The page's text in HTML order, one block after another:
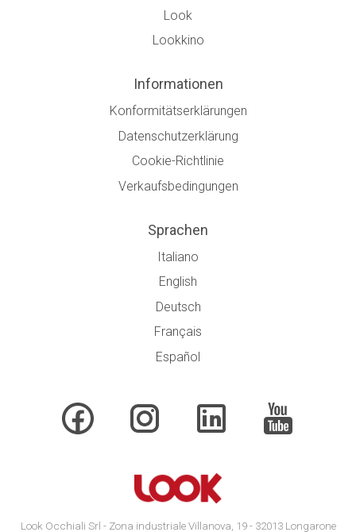
Look
Lookkino
Informationen
Konformitätserklärungen
Datenschutzerklärung
Cookie-Richtlinie
Verkaufsbedingungen
Sprachen
Italiano
English
Deutsch
Français
Español
Look Occhiali Srl - Zona industriale Villanova, 19 - 32013 Longarone